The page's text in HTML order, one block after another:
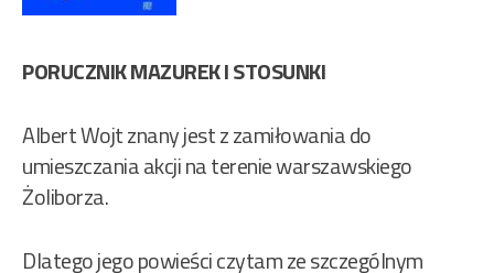
PORUCZNIK MAZUREK I STOSUNKI
Albert Wojt znany jest z zamiłowania do
umieszczania akcji na terenie warszawskiego
Żoliborza.
Dlatego jego powieści czytam ze szczególnym